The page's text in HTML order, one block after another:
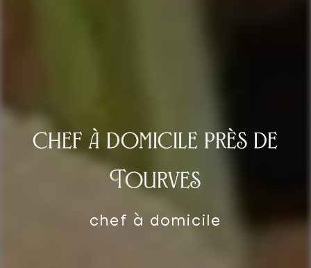
chef à domicile près de
Tourves
chef à domicile